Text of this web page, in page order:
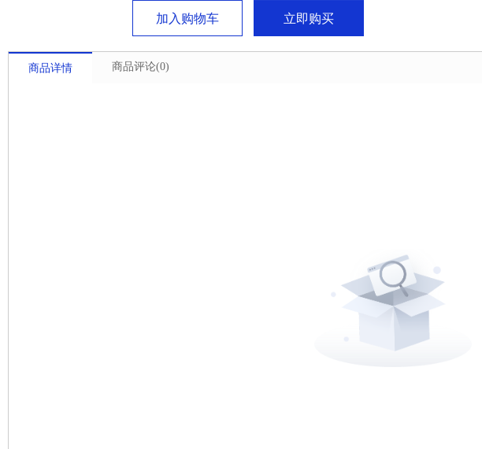
加入购物车 立即购买
商品详情 商品评论(0)